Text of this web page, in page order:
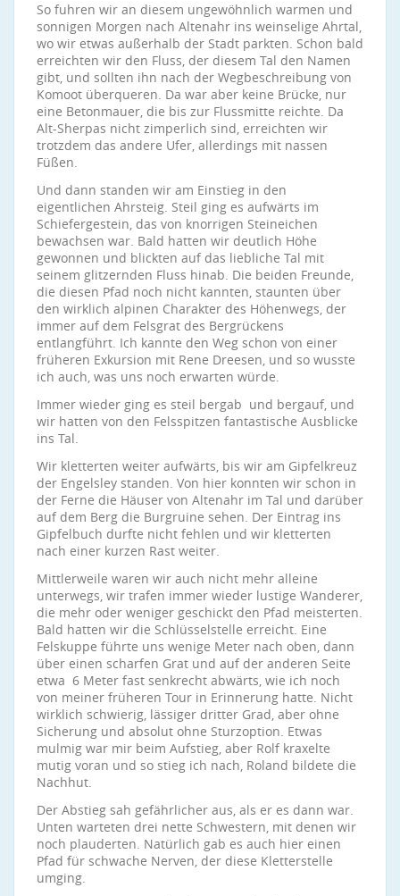
So fuhren wir an diesem ungewöhnlich warmen und
sonnigen Morgen nach Altenahr ins weinselige Ahrtal,
wo wir etwas außerhalb der Stadt parkten. Schon bald
erreichten wir den Fluss, der diesem Tal den Namen
gibt, und sollten ihn nach der Wegbeschreibung von
Komoot überqueren. Da war aber keine Brücke, nur
eine Betonmauer, die bis zur Flussmitte reichte. Da
Alt-Sherpas nicht zimperlich sind, erreichten wir
trotzdem das andere Ufer, allerdings mit nassen
Füßen.
Und dann standen wir am Einstieg in den
eigentlichen Ahrsteig. Steil ging es aufwärts im
Schiefergestein, das von knorrigen Steineichen
bewachsen war. Bald hatten wir deutlich Höhe
gewonnen und blickten auf das liebliche Tal mit
seinem glitzernden Fluss hinab. Die beiden Freunde,
die diesen Pfad noch nicht kannten, staunten über
den wirklich alpinen Charakter des Höhenwegs, der
immer auf dem Felsgrat des Bergrückens
entlangführt. Ich kannte den Weg schon von einer
früheren Exkursion mit Rene Dreesen, und so wusste
ich auch, was uns noch erwarten würde.
Immer wieder ging es steil bergab und bergauf, und
wir hatten von den Felsspitzen fantastische Ausblicke
ins Tal.
Wir kletterten weiter aufwärts, bis wir am Gipfelkreuz
der Engelsley standen. Von hier konnten wir schon in
der Ferne die Häuser von Altenahr im Tal und darüber
auf dem Berg die Burgruine sehen. Der Eintrag ins
Gipfelbuch durfte nicht fehlen und wir kletterten
nach einer kurzen Rast weiter.
Mittlerweile waren wir auch nicht mehr alleine
unterwegs, wir trafen immer wieder lustige Wanderer,
die mehr oder weniger geschickt den Pfad meisterten.
Bald hatten wir die Schlüsselstelle erreicht. Eine
Felskuppe führte uns wenige Meter nach oben, dann
über einen scharfen Grat und auf der anderen Seite
etwa 6 Meter fast senkrecht abwärts, wie ich noch
von meiner früheren Tour in Erinnerung hatte. Nicht
wirklich schwierig, lässiger dritter Grad, aber ohne
Sicherung und absolut ohne Sturzoption. Etwas
mulmig war mir beim Aufstieg, aber Rolf kraxelte
mutig voran und so stieg ich nach, Roland bildete die
Nachhut.
Der Abstieg sah gefährlicher aus, als er es dann war.
Unten warteten drei nette Schwestern, mit denen wir
noch plauderten. Natürlich gab es auch hier einen
Pfad für schwache Nerven, der diese Kletterstelle
umging.